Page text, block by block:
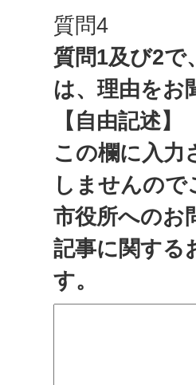
質問4
質問1及び2で
は、理由をお
【自由記述】
この欄に入力
しませんの
市役所へのお
記事に関する
す。